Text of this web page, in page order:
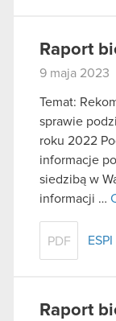
Raport
9 maja 2023
Temat:
sprawie
roku 2022
informacje
siedzibą w
informacji …
PDF
Raport